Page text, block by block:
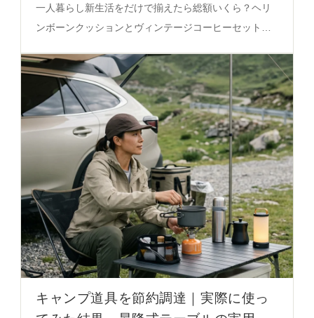
一人暮らし新生活をだけで揃えたら総額いくら？ヘリ
ンボーンクッションとヴィンテージコーヒーセットの
選定基準を徹底解説。
キャンプ道具を節約調達｜実際に使っ